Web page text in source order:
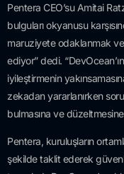
Pentera CEO’su Amitai
bulguları okyanusu
maruziyete odaklanmak
ediyor” dedi.
iyileştirmenin
zekadan yararlanırken
bulmasına ve
Pentera, kuruluşların
şekilde taklit ederek